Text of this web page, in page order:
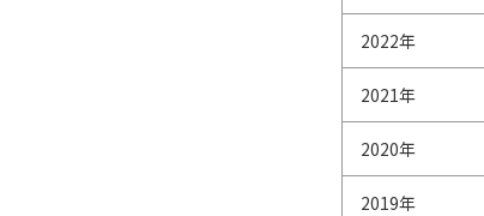
2022年
2021年
2020年
2019年